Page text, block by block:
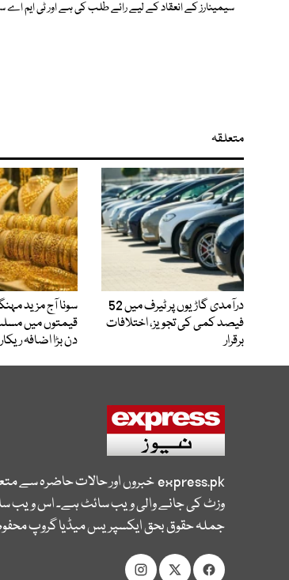
سیمینارز کے انعقاد کے لیے رائے طلب کی ہے اور ٹی ایم اے سمیت تمام ایسوسی ایشنز کو
متعلقہ
درآمدی گاڑیوں پر ٹیرف میں 52
فیصد کمی کی تجویز، اختلافات
برقرار
سونا آج مزید
قیمتوں میں
دن بڑا اضافہ
express.pkخبروں اور حالات حاضرہ سے
وزٹ کی جانے والی ویب سائٹ ہے۔ اس ویب
جملہ حقوق بحق ایکسپریس میڈیا گروپ